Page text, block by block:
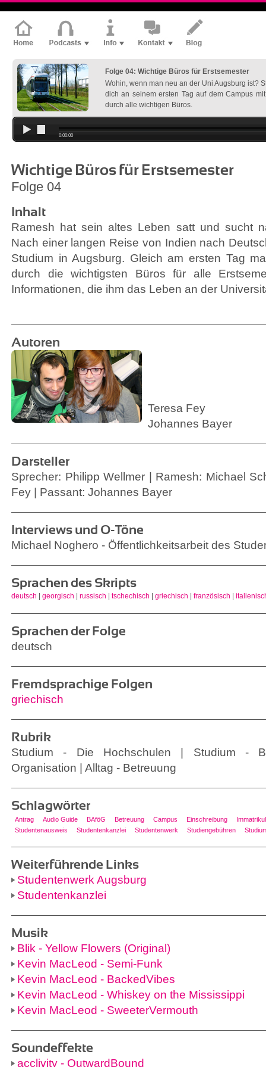
Folge 04: Wichtige Büros für Erstsemester
Wohin, wenn man neu an der Uni Augsburg ist?
dich an seinem ersten Tag auf dem Campus
durch alle wichtigen Büros.
0:00:00
Wichtige Büros für Erstsemester
Folge 04
Inhalt
Ramesh hat sein altes Leben satt und sucht
Nach einer langen Reise von Indien nach
Studium in Augsburg. Gleich am ersten Tag
durch die wichtigsten Büros für alle
Informationen, die ihm das Leben an der
Autoren
Teresa Fey
Johannes Bayer
Darsteller
Sprecher: Philipp Wellmer | Ramesh: Michael
Fey | Passant: Johannes Bayer
Interviews und O-Töne
Michael Noghero - Öffentlichkeitsarbeit des
Sprachen des Skripts
deutsch georgisch russisch tschechisch griechisch französisch
Sprachen der Folge
deutsch
Fremdsprachige Folgen
griechisch
Rubrik
Studium - Die Hochschulen | Studium -
Organisation | Alltag - Betreuung
Schlagwörter
Antrag Audio Guide BAföG Betreuung Campus Einschreibung
Studentenausweis
Studentenkanzlei Studentenwerk Studiengebühren
Weiterführende Links
Studentenwerk Augsburg
Studentenkanzlei
Musik
Blik - Yellow Flowers (Original)
Kevin MacLeod - Semi-Funk
Kevin MacLeod - BackedVibes
Kevin MacLeod - Whiskey on the Mississippi
Kevin MacLeod - SweeterVermouth
Soundeffekte
acclivity - OutwardBound